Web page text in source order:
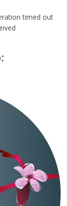
timed out